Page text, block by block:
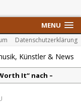
MENU
Datenschutzerklärung
It“ nach –
ständigen